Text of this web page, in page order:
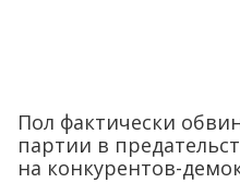
Пол фактически
партии в
на конкурентов-